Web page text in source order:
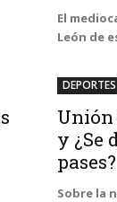
El
León de
DEPORTES
Unión
y ¿Se
pases?
Sobre la